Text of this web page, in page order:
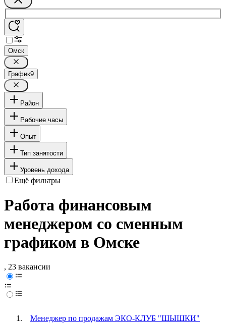
Омск
График9
Район
Рабочие часы
Опыт
Тип занятости
Уровень дохода
Ещё фильтры
Работа финансовым
менеджером со сменным
графиком в Омске
, 23 вакансии
Менеджер по продажам ЭКО-КЛУБ "ШЫШКИ"